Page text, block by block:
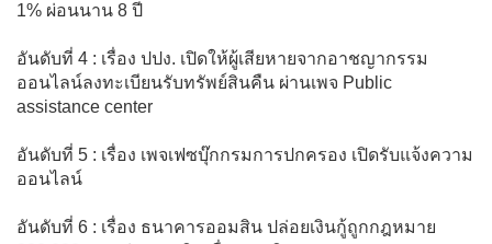
1% ผ่อนนาน 8 ปี
อันดับที่ 4 : เรื่อง ปปง. เปิดให้ผู้เสียหายจากอาชญากรรม
ออนไลน์ลงทะเบียนรับทรัพย์สินคืน ผ่านเพจ Public
assistance center
อันดับที่ 5 : เรื่อง เพจเฟซบุ๊กกรมการปกครอง เปิดรับแจ้งความ
ออนไลน์
อันดับที่ 6 : เรื่อง ธนาคารออมสิน ปล่อยเงินกู้ถูกกฎหมาย